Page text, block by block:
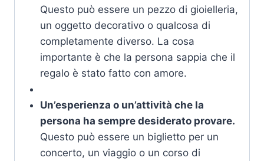
Questo può essere un pezzo di gioielleria,
un oggetto decorativo o qualcosa di
completamente diverso. La cosa
importante è che la persona sappia che il
regalo è stato fatto con amore.
Un’esperienza o un’attività che la
persona ha sempre desiderato provare.
Questo può essere un biglietto per un
concerto, un viaggio o un corso di